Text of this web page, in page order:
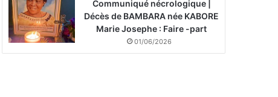
Communiqué nécrologique |
Décès de BAMBARA née KABORE
Marie Josephe : Faire -part
01/06/2026